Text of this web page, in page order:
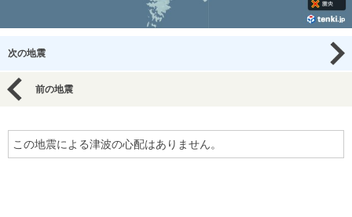
次の地震
前の地震
この地震による津波の心配はありません。